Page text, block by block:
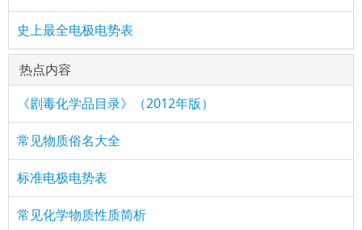
史上最全电极电势表
热点内容
《剧毒化学品目录》（2012年版）
常见物质俗名大全
标准电极电势表
常见化学物质性质简析